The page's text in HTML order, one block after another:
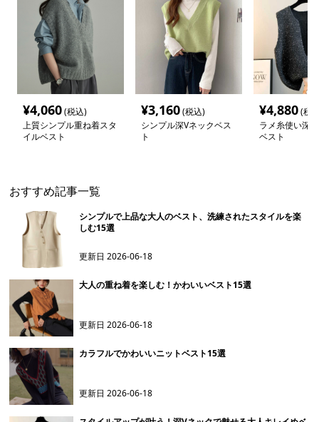
¥4,060(税込)
上質シンプル重ね着スタ
イルベスト
¥3,160(税込)
シンプル深Vネックベス
ト
¥4,880(税
ラメ糸使い深
ベスト
おすすめ記事一覧
シンプルで上品な大人のベスト、洗練されたスタイルを楽
しむ15選
更新日2026-06-18
大人の重ね着を楽しむ！かわいいベスト15選
更新日2026-06-18
カラフルでかわいいニットベスト15選
更新日2026-06-18